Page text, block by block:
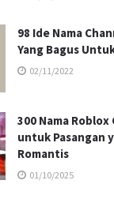
98 Ide Nama
Yang Bagus
02/11/2022
300 Nama Roblox
untuk Pasangan
Romantis
01/10/2025